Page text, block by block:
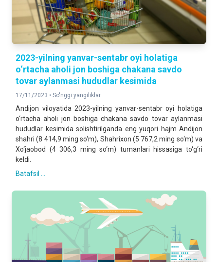
2023-yilning yanvar-sentabr oyi holatiga
o‘rtacha aholi jon boshiga chakana savdo
tovar aylanmasi hududlar kesimida
17/11/2023 • So'nggi yangiliklar
Andijon viloyatida 2023-yilning yanvar-sentabr oyi holatiga
o‘rtacha aholi jon boshiga chakana savdo tovar aylanmasi
hududlar kesimida solishtirilganda eng yuqori hajm Andijon
shahri (8 414,9 ming so‘m), Shahrixon (5 767,2 ming so‘m) va
Xo‘jaobod (4 306,3 ming so‘m) tumanlari hissasiga to‘g‘ri
keldi.
Batafsil ...